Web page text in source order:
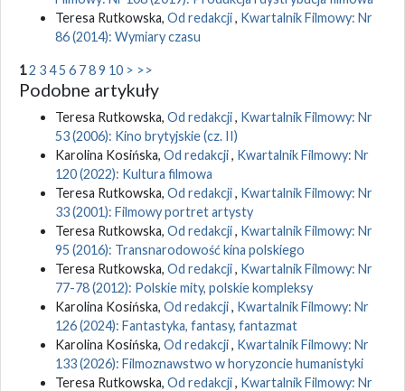
Teresa Rutkowska, Od redakcji, Kwartalnik Filmowy: Nr
86 (2014): Wymiary czasu
12 345 6 789 10 > >>
Podobne artykuły
Teresa Rutkowska, Od redakcji, Kwartalnik Filmowy: Nr
53 (2006): Kino brytyjskie (cz. II)
Karolina Kosińska, Od redakcji, Kwartalnik Filmowy: Nr
120 (2022): Kultura filmowa
Teresa Rutkowska, Od redakcji, Kwartalnik Filmowy: Nr
33 (2001): Filmowy portret artysty
Teresa Rutkowska, Od redakcji, Kwartalnik Filmowy: Nr
95 (2016): Transnarodowość kina polskiego
Teresa Rutkowska, Od redakcji, Kwartalnik Filmowy: Nr
77-78 (2012): Polskie mity, polskie kompleksy
Karolina Kosińska, Od redakcji, Kwartalnik Filmowy: Nr
126 (2024): Fantastyka, fantasy, fantazmat
Karolina Kosińska, Od redakcji, Kwartalnik Filmowy: Nr
133 (2026): Filmoznawstwo w horyzoncie humanistyki
Teresa Rutkowska, Od redakcji, Kwartalnik Filmowy: Nr